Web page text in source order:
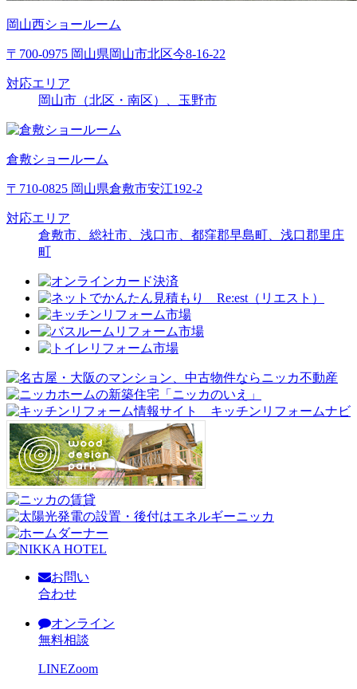
岡山西ショールーム
〒700-0975 岡山県岡山市北区今8-16-22
対応エリア
岡山市（北区・南区）、玉野市
倉敷ショールーム
〒710-0825 岡山県倉敷市安江192-2
対応エリア
倉敷市、総社市、浅口市、都窪郡早島町、浅口郡里庄
町
お問い
合わせ
オンライン
無料相談
LINEZoom